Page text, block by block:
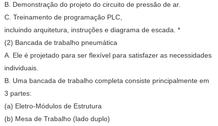
B. Demonstração do projeto do circuito de pressão de ar.
C. Treinamento de programação PLC,
incluindo arquitetura, instruções e diagrama de escada. *
(2) Bancada de trabalho pneumática
A. Ele é projetado para ser flexível para satisfazer as necessidades
individuais.
B. Uma bancada de trabalho completa consiste principalmente em
3 partes:
(a) Eletro-Módulos de Estrutura
(b) Mesa de Trabalho (lado duplo)